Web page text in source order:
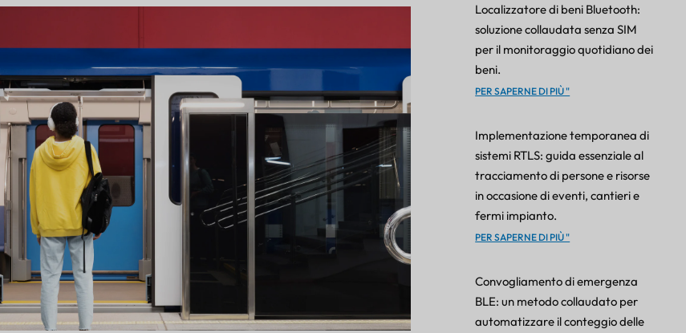
Localizzatore di beni Bluetooth:
soluzione collaudata senza SIM
per il monitoraggio quotidiano dei
beni.
PER SAPERNE DI PIÙ "
Implementazione temporanea di
sistemi RTLS: guida essenziale al
tracciamento di persone e risorse
in occasione di eventi, cantieri e
fermi impianto.
PER SAPERNE DI PIÙ "
Convogliamento di emergenza
BLE: un metodo collaudato per
automatizzare il conteggio delle